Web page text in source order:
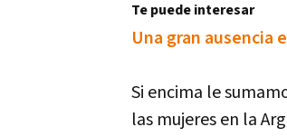
Te puede interesar
Una gran ausencia
Si encima le
las mujeres en la